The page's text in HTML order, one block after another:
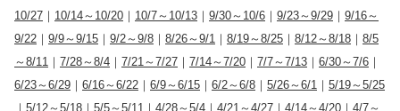
10/27 ｜ 10/14～10/20 ｜ 10/7～10/13 ｜ 9/30～10/6 ｜ 9/23～9/29 ｜ 9/16～
9/22 ｜ 9/9～9/15 ｜ 9/2～9/8 ｜ 8/26～9/1 ｜ 8/19～8/25 ｜ 8/12～8/18 ｜ 8/5
～8/11 ｜ 7/28～8/4 ｜ 7/21～7/27 ｜ 7/14～7/20 ｜ 7/7～7/13 ｜ 6/30～7/6 ｜
6/23～6/29 ｜ 6/16～6/22 ｜ 6/9～6/15 ｜ 6/2～6/8 ｜ 5/26～6/1 ｜ 5/19～5/25
｜ 5/12～5/18 ｜ 5/5～5/11 ｜ 4/28～5/4 ｜ 4/21～4/27 ｜ 4/14～4/20 ｜ 4/7～